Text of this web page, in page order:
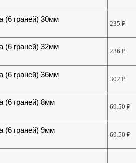
(6 граней) 30мм
235₽
(6 граней) 32мм
236₽
(6 граней) 36мм
302₽
(6 граней) 8мм
69.50₽
(6 граней) 9мм
69.50₽